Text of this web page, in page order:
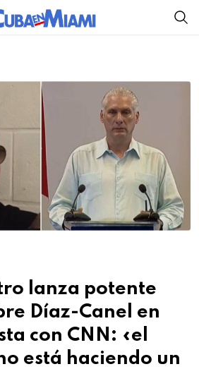
lanza potente
Díaz-Canel en
con CNN: «el
está haciendo un